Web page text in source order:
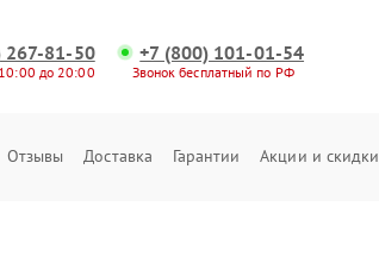
267-81-50
до 20:00
+7 (800) 101-01-54
Звонок бесплатный по РФ
Отзывы Доставка Гарантии Акции и скидки